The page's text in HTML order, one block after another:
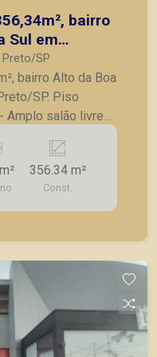
bairro
Sul em
SP
bairro Alto da Boa
SP. Piso
Amplo salão livre
- 2 salas; - 2
frontais;
de diretoria; -
com
de Ribeirão
356.34 m²
Const.